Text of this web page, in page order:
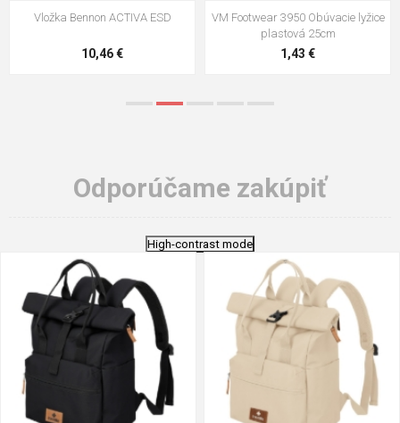
VM Footwear 3009 Vkladacia
5,21 €
VM Footwear 3102 Šnúrky ploché
0,79 €
Odporúčame zakúpiť
High-contrast mode